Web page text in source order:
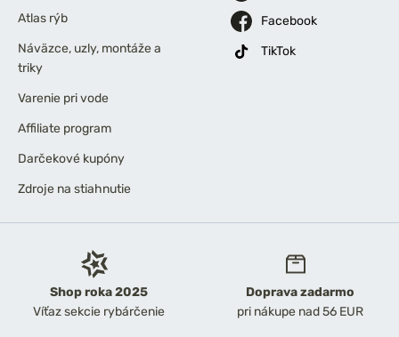
Shop roka 2025
Víťaz sekcie rybárčenie
Doprava zadarmo
pri nákupe nad 56 EUR
Atlas rýb
Náväzce, uzly, montáže a
triky
Varenie pri vode
Affiliate program
Darčekové kupóny
Zdroje na stiahnutie
Facebook
TikTok